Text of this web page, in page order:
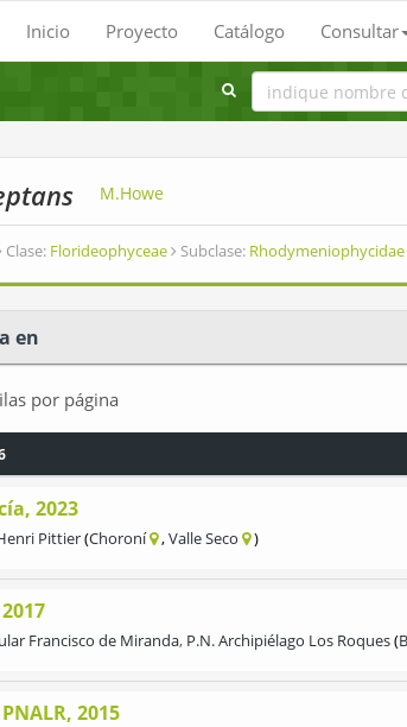
Inicio Proyecto Catálogo Consultar
M.Howe
Clase: Florideophyceae Subclase: Rhodymeniophycidae
en
por página
2023
Pittier Choroní Valle Seco
Francisco de Miranda, P.N. Archipiélago Los Roques
2015